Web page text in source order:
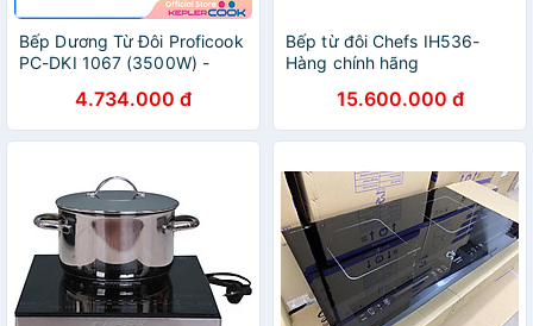
Bếp Dương Từ Đôi Proficook
PC-DKI 1067 (3500W) -
4.734.000 đ
Bếp từ đôi Chefs IH536-
Hàng chính hãng
15.600.000 đ